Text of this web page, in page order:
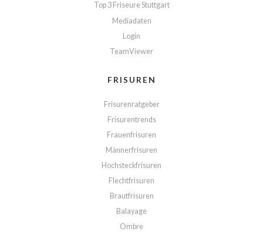
Top 3 Friseure Stuttgart
Mediadaten
Login
TeamViewer
FRISUREN
Frisurenratgeber
Frisurentrends
Frauenfrisuren
Männerfrisuren
Hochsteckfrisuren
Flechtfrisuren
Brautfrisuren
Balayage
Ombre